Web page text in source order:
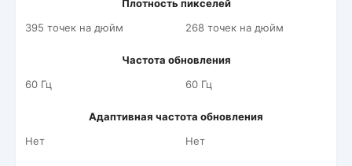
Плотность пикселей
395 точек на дюйм
268 точек на дюйм
Частота обновления
60 Гц
60 Гц
Адаптивная частота обновления
Нет
Нет